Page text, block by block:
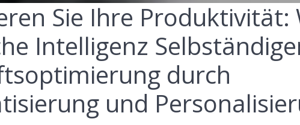
Sie Ihre Produktivität:
Intelligenz
durch
und